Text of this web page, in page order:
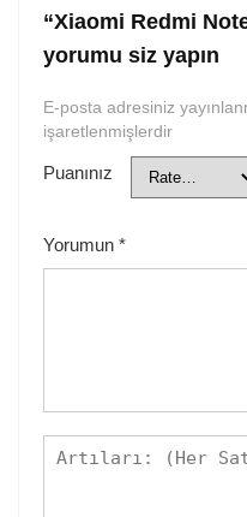
“Xiaomi Redmi
yorumu siz yapın
E-posta adresiniz
işaretlenmişlerdir
Puanınız
Yorumun *